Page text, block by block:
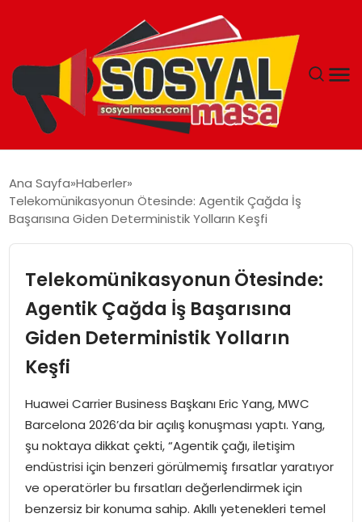
EKONOMI
EĞITIM
SPOR
GÜNDEM
MAGAZIN
Ana Sayfa Haberler
Telekomünikasyonun Ötesinde: Agentik Çağda İş
Başarısına Giden Deterministik Yolların Keşfi
Telekomünikasyonun Ötesinde:
Agentik Çağda İş Başarısına
Giden Deterministik Yolların
Keşfi
Huawei Carrier Business Başkanı Eric Yang, MWC
Barcelona 2026’da bir açılış konuşması yaptı. Yang,
şu noktaya dikkat çekti, “Agentik çağı, iletişim
endüstrisi için benzeri görülmemiş fırsatlar yaratıyor
ve operatörler bu fırsatları değerlendirmek için
benzersiz bir konuma sahip. Akıllı yetenekleri temel